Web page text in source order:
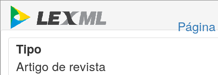
Tipo
Artigo de revista